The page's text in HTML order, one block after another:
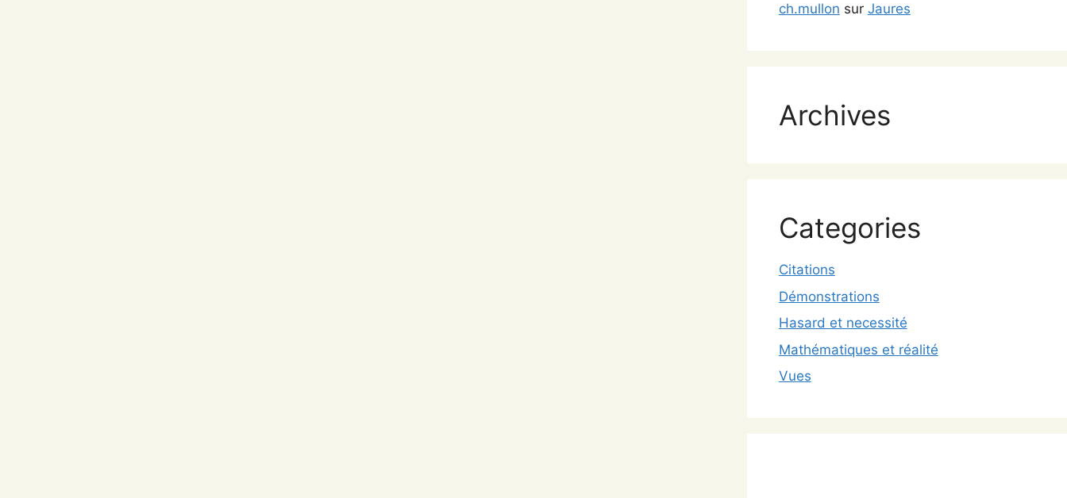
ch.mullon sur Jaures
Archives
Categories
Citations
Démonstrations
Hasard et necessité
Mathématiques et réalité
Vues